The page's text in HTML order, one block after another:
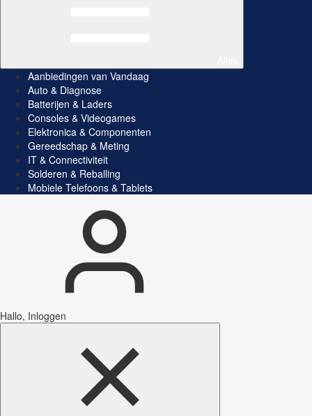
Aanbiedingen van Vandaag
Auto & Diagnose
Batterijen & Laders
Consoles & Videogames
Elektronica & Componenten
Gereedschap & Meting
IT & Connectiviteit
Solderen & Reballing
Mobiele Telefoons & Tablets
Hallo, Inloggen